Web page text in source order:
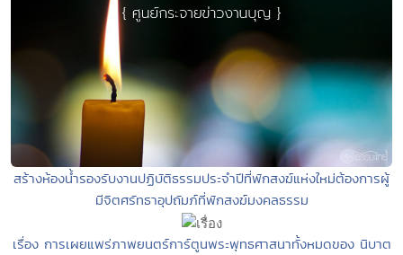
สร้างห้องน้ำรองรับงานปฏิบัติธรรมประจำปีที่พักสงฆ์แห่งใหม่ต้องการผู้
มีจิตศรัทธาอุปถัมภ์ที่พักสงฆ์มงคลธรรม
เรื่อง การเผยแพร่ภาพยนตร์การ์ตูนพระพุทธศาสนาทั้งหมดของ นิบาต